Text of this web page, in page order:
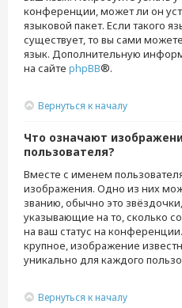
конференции, может ли он
языковой пакет. Если такого
существует, то вы сами
язык. Дополнительную
на сайте phpBB®.
Вернуться к началу
Что означают
пользователя?
Вместе с именем
изображения. Одно из них
званию, обычно это
указывающие на то, сколько
на ваш статус на
крупное, изображение
уникально для каждого
Вернуться к началу